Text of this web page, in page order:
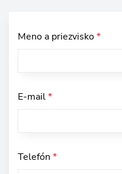
Meno a priezvisko*
E-mail*
Telefón *